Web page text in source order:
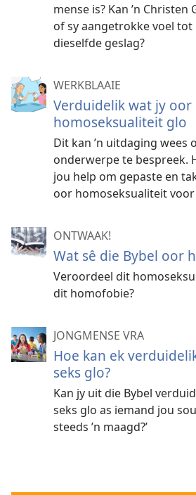
mense is? Kan ’n
of sy aangetrokke voel tot
dieselfde geslag?
WERKBLAAIE
Verduidelik wat jy oor
homoseksualiteit glo
Dit kan ’n uitdaging wees
onderwerpe te bespreek.
jou help om gepaste en
oor homoseksualiteit
ONTWAAK!
Wat sê die Bybel oor
Veroordeel dit
dit homofobie?
JONGMENSE VRA
Hoe kan ek
seks glo?
Kan jy uit die Bybel
seks glo as iemand jou
steeds ’n maagd?’